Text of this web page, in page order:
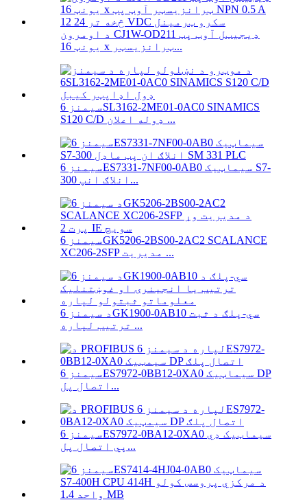
د اومرون CJ1W-OD211 ډیجیټل آوټ پټ
یونټ 16 x ټرانزیسټر...
سیمنز 6SL3162-2ME01-0AC0 SINAMICS
S120 C/D ډوله اعلان ...
سیمنز 6ES7331-7NF00-0AB0 سیماټیک S7-
300 انلاګ انپ...
سیمنز 6GK5206-2BS00-2AC2 SCALANCE
XC206-2SFP مدیریت ...
د سیمنز 6GK1900-0AB10 سي-پلګ د ثبت
ترتیب لپاره ...
سیمنز 6ES7972-0BB12-0XA0 سیماټیک DP
اتصال پل...
سیمنز 6ES7972-0BA12-0XA0 سیماټیک ډي
پي اتصال پل...